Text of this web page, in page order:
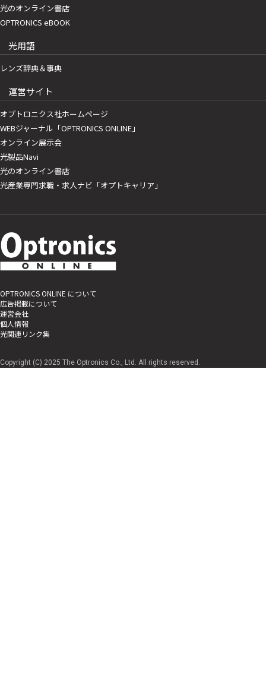
光のオンライン書店
OPTRONICS eBOOK
光用語
レンズ辞典＆事典
運営サイト
オプトロニクス社ホームページ
WEBジャーナル「OPTRONICS ONLINE」
オンライン展示会
光製品Navi
光のオンライン書店
光産業専門求職・求人ナビ「オプトキャリア」
OPTRONICS ONLINE について
広告掲載について
運営会社
個人情報
光関連リンク集
Copyright (C) 2025 The Optronics Co., Ltd. All rights reserved.